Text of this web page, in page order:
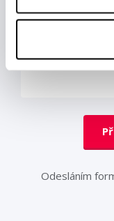
důležité
Odesláním